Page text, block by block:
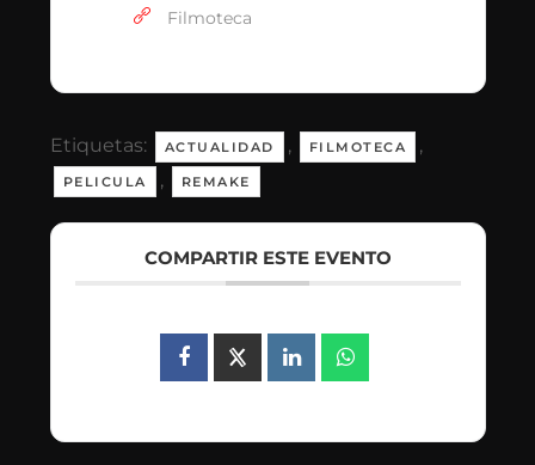
Filmoteca
Etiquetas: ACTUALIDAD , FILMOTECA ,
PELICULA , REMAKE
COMPARTIR ESTE EVENTO